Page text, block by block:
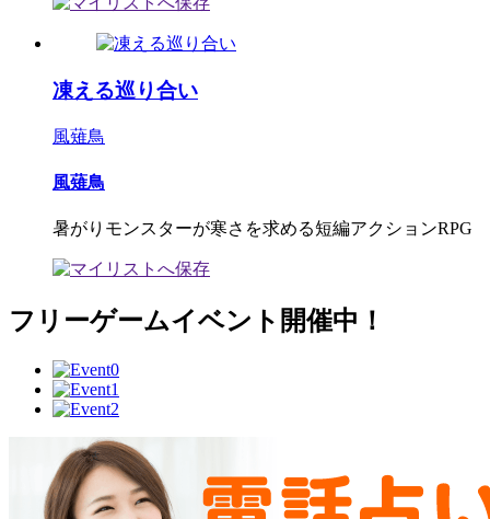
凍える巡り合い
風薙鳥
風薙鳥
暑がりモンスターが寒さを求める短編アクションRPG
フリーゲームイベント開催中！